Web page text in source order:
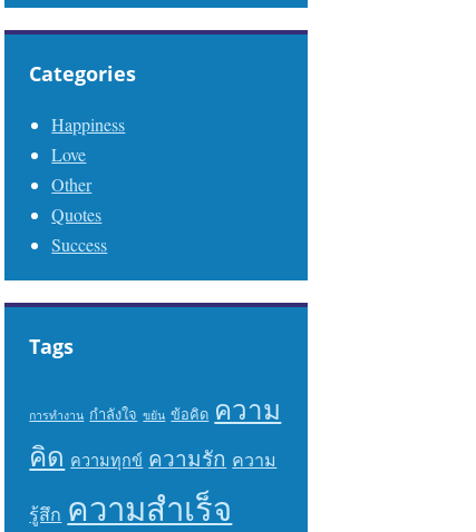
Categories
Happiness
Love
Other
Quotes
Success
Tags
การทำงาน กำลังใจ ขยัน ข้อคิด ความ
คิด ความทุกข์ ความรัก ความ
รู้สึก ความสำเร็จ